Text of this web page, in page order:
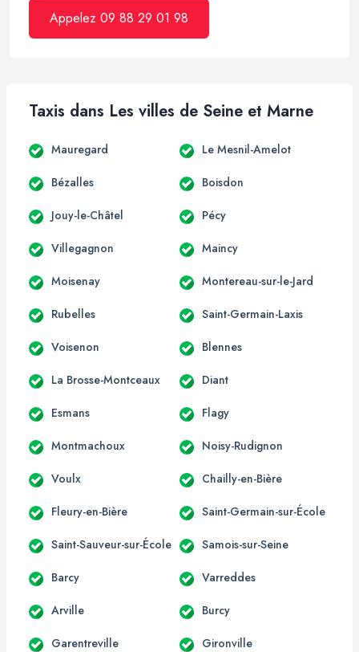
Appelez 09 88 29 01 98
Taxis dans Les villes de Seine et Marne
Mauregard Le Mesnil-Amelot
Bézalles Boisdon
Jouy-le-Châtel Pécy
Villegagnon Maincy
Moisenay Montereau-sur-le-Jard
Rubelles Saint-Germain-Laxis
Voisenon Blennes
La Brosse-Montceaux Diant
Esmans Flagy
Montmachoux Noisy-Rudignon
Voulx Chailly-en-Bière
Fleury-en-Bière Saint-Germain-sur-École
Saint-Sauveur-sur-École Samois-sur-Seine
Barcy Varreddes
Arville Burcy
Garentreville Gironville